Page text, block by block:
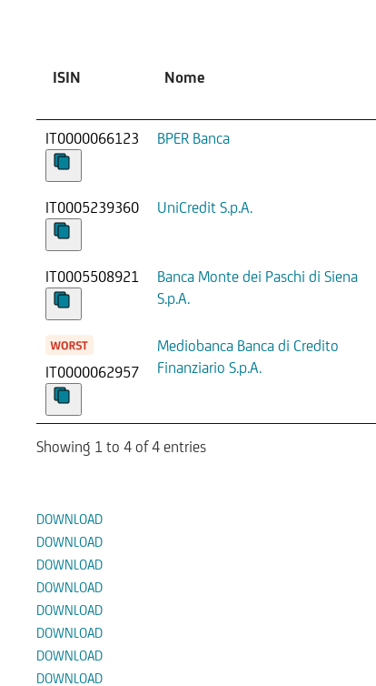
ISIN Nome
IT0000066123 BPER Banca
IT0005239360 UniCredit S.p.A.
IT0005508921
Banca Monte dei Paschi di Siena
S.p.A.
IT0000062957
Mediobanca Banca di Credito
Finanziario S.p.A.
Showing 1 to 4 of 4 entries
DOWNLOAD
DOWNLOAD
DOWNLOAD
DOWNLOAD
DOWNLOAD
DOWNLOAD
DOWNLOAD
DOWNLOAD